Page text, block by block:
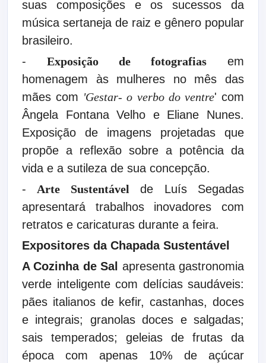
suas composições e os sucessos da
música sertaneja de raiz e gênero popular
brasileiro.
-
Exposição de fotografias em
homenagem às mulheres no mês das
mães com 'Gestar- o verbo do ventre' com
Ângela Fontana Velho e Eliane Nunes.
Exposição de imagens projetadas que
propõe a reflexão sobre a potência da
vida e a sutileza de sua concepção.
-
Arte Sustentável de Luís Segadas
apresentará trabalhos inovadores com
retratos e caricaturas durante a feira.
Expositores da Chapada Sustentável
A Cozinha de Sal apresenta gastronomia
verde inteligente com delícias saudáveis:
pães italianos de kefir, castanhas, doces
e integrais; granolas doces e salgadas;
sais temperados; geleias de frutas da
época com apenas 10% de açúcar